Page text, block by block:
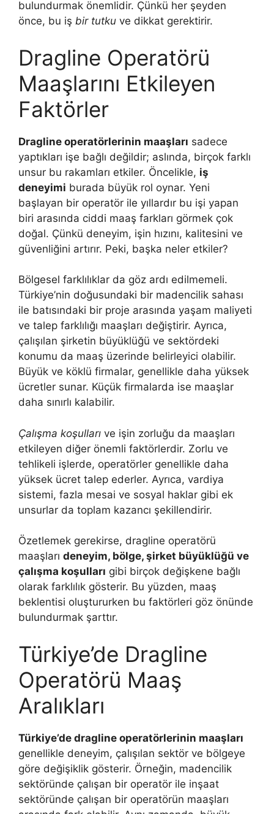
bulundurmak önemlidir. Çünkü her şeyden
önce, bu iş bir tutku ve dikkat gerektirir.
Dragline Operatörü
Maaşlarını Etkileyen
Faktörler
Dragline operatörlerinin maaşları sadece
yaptıkları işe bağlı değildir; aslında, birçok farklı
unsur bu rakamları etkiler. Öncelikle, iş
deneyimi burada büyük rol oynar. Yeni
başlayan bir operatör ile yıllardır bu işi yapan
biri arasında ciddi maaş farkları görmek çok
doğal. Çünkü deneyim, işin hızını, kalitesini ve
güvenliğini artırır. Peki, başka neler etkiler?
Bölgesel farklılıklar da göz ardı edilmemeli.
Türkiye’nin doğusundaki bir madencilik sahası
ile batısındaki bir proje arasında yaşam maliyeti
ve talep farklılığı maaşları değiştirir. Ayrıca,
çalışılan şirketin büyüklüğü ve sektördeki
konumu da maaş üzerinde belirleyici olabilir.
Büyük ve köklü firmalar, genellikle daha yüksek
ücretler sunar. Küçük firmalarda ise maaşlar
daha sınırlı kalabilir.
Çalışma koşulları ve işin zorluğu da maaşları
etkileyen diğer önemli faktörlerdir. Zorlu ve
tehlikeli işlerde, operatörler genellikle daha
yüksek ücret talep ederler. Ayrıca, vardiya
sistemi, fazla mesai ve sosyal haklar gibi ek
unsurlar da toplam kazancı şekillendirir.
Özetlemek gerekirse, dragline operatörü
maaşları deneyim, bölge, şirket büyüklüğü ve
çalışma koşulları gibi birçok değişkene bağlı
olarak farklılık gösterir. Bu yüzden, maaş
beklentisi oluştururken bu faktörleri göz önünde
bulundurmak şarttır.
Türkiye’de Dragline
Operatörü Maaş
Aralıkları
Türkiye’de dragline operatörlerinin maaşları
genellikle deneyim, çalışılan sektör ve bölgeye
göre değişiklik gösterir. Örneğin, madencilik
sektöründe çalışan bir operatör ile inşaat
sektöründe çalışan bir operatörün maaşları